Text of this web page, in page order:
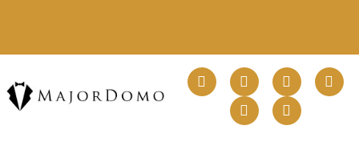
F
a
L
i
n
k
T
w
i
t
I
n
P
i
n
t
Y
o
u
t